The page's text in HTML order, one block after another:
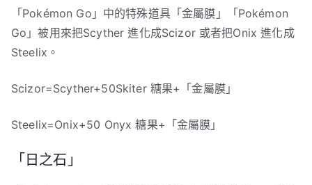
「Pokémon Go」中的特殊道具「金屬膜」「Pokémon
Go」被用來把Scyther 進化成Scizor 或者把Onix 進化成
Steelix。
Scizor=Scyther+50Skiter 糖果+「金屬膜」
Steelix=Onix+50 Onyx 糖果+「金屬膜」
「日之石」